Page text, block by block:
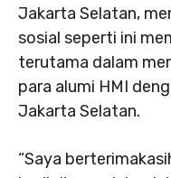
Jakarta Selatan,
sosial seperti ini
terutama dalam
para alumi HMI
Jakarta Selatan.
“Saya